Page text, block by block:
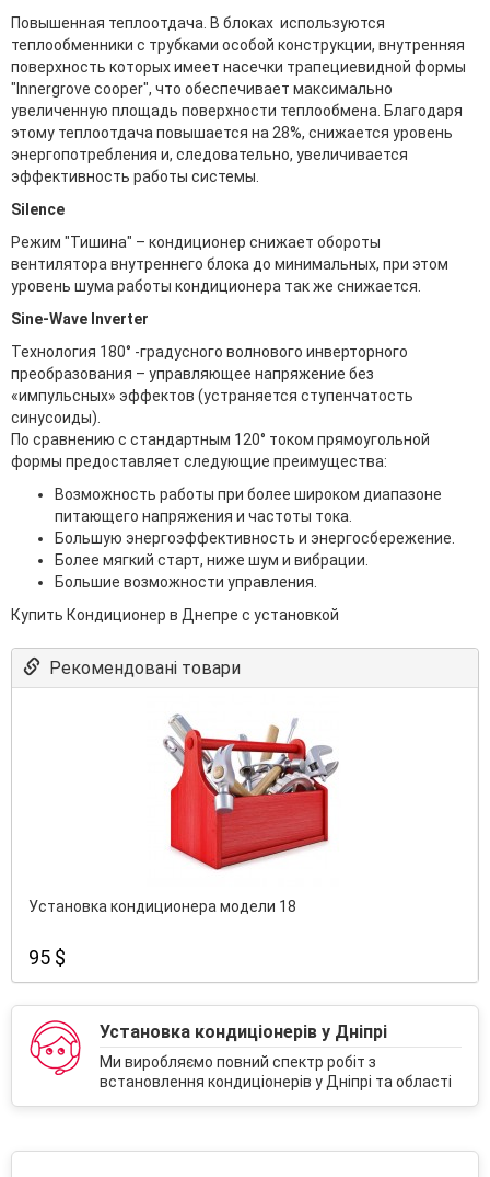
Повышенная теплоотдача. В блоках используются
теплообменники с трубками особой конструкции, внутренняя
поверхность которых имеет насечки трапециевидной формы
"Innergrove cooper", что обеспечивает максимально
увеличенную площадь поверхности теплообмена. Благодаря
этому теплоотдача повышается на 28%, снижается уровень
энергопотребления и, следовательно, увеличивается
эффективность работы системы.
Silence
Режим "Тишина" – кондиционер снижает обороты
вентилятора внутреннего блока до минимальных, при этом
уровень шума работы кондиционера так же снижается.
Sine-Wave Inverter
Технология 180° -градусного волнового инверторного
преобразования – управляющее напряжение без
«импульсных» эффектов (устраняется ступенчатость
синусоиды).
По сравнению с стандартным 120° током прямоугольной
формы предоставляет следующие преимущества:
Возможность работы при более широком диапазоне
питающего напряжения и частоты тока.
Большую энергоэффективность и энергосбережение.
Более мягкий старт, ниже шум и вибрации.
Большие возможности управления.
Купить Кондиционер в Днепре с установкой
Рекомендовані товари
Установка кондиционера модели 18
95 $
Установка кондиціонерів у Дніпрі
Ми виробляємо повний спектр робіт з
встановлення кондиціонерів у Дніпрі та області